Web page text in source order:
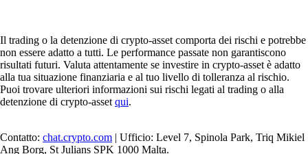
Il trading o la detenzione di crypto-asset comporta dei rischi e potrebbe
non essere adatto a tutti. Le performance passate non garantiscono
risultati futuri. Valuta attentamente se investire in crypto-asset è adatto
alla tua situazione finanziaria e al tuo livello di tolleranza al rischio.
Puoi trovare ulteriori informazioni sui rischi legati al trading o alla
detenzione di crypto-asset qui.
Contatto: chat.crypto.com | Ufficio: Level 7, Spinola Park, Triq Mikiel
Ang Borg, St Julians SPK 1000 Malta.